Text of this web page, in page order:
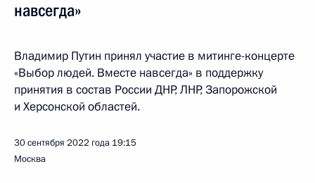
навсегда»
Владимир Путин принял участие в митинге-концерте
«Выбор людей. Вместе навсегда» в поддержку
принятия в состав России ДНР, ЛНР, Запорожской
и Херсонской областей.
30 сентября 2022 года 19:15
Москва